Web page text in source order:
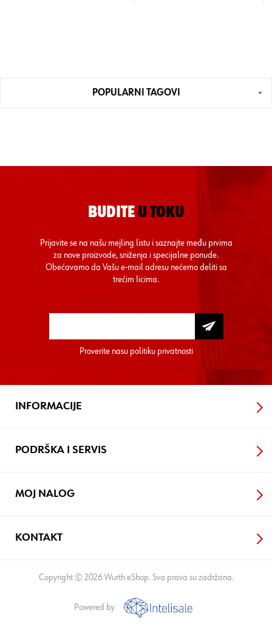
POPULARNI TAGOVI
BUDITE U TOKU
Prijavite se na našu mejling listu i saznajte među prvima
za nove proizvode, sniženja i specijalne ponude.
Obećavamo da Vašu e-mail adresu nećemo deliti sa
trećim licima.
Proverite nasu politiku privatnosti
INFORMACIJE
PODRŠKA I SERVIS
MOJ NALOG
KONTAKT
Copyright © 2026 Wurth eShop. Sva prava su zadržana.
Powered by